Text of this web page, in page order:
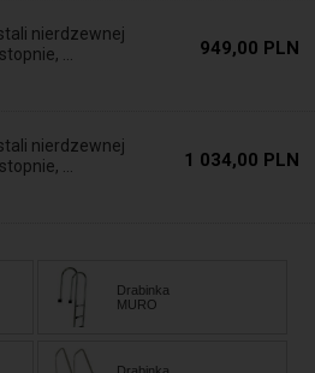
nierdzewnej
...
949,00 PLN
nierdzewnej
...
1 034,00 PLN
Drabinka
MURO